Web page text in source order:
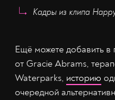
Кадры из клипа
Ещё можете добавить в
от Gracie Abrams,
Waterparks, историю
очередной